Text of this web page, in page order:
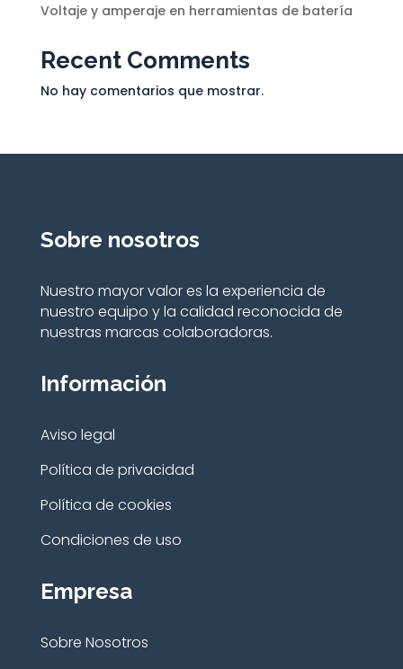
Voltaje y amperaje en herramientas de batería
Recent Comments
No hay comentarios que mostrar.
Sobre nosotros
Nuestro mayor valor es la experiencia de
nuestro equipo y la calidad reconocida de
nuestras marcas colaboradoras.
Información
Aviso legal
Política de privacidad
Política de cookies
Condiciones de uso
Empresa
Sobre Nosotros